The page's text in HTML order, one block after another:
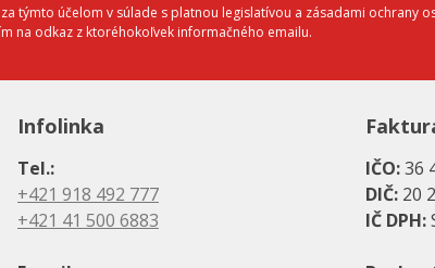
týmto účelom v súlade s platnou legislatívou a zásadami ochrany
na odkaz z ktoréhokoľvek informačného emailu.
Infolinka
Tel.:
+421 918 492 777
+421 41 500 6883
IČO:36
DIČ: 20
IČ DPH: